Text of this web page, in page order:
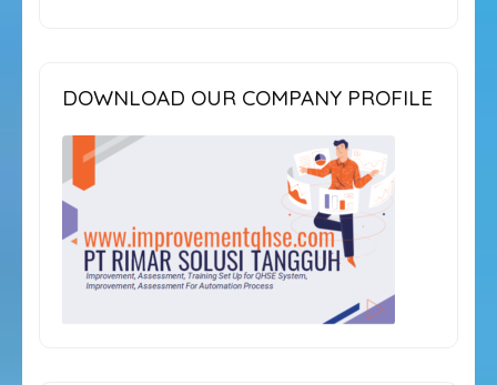
DOWNLOAD OUR COMPANY PROFILE